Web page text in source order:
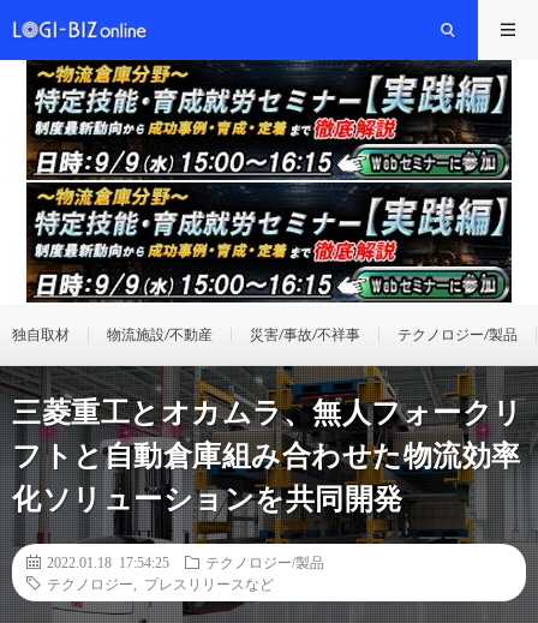
独自取材 物流施設/不動産 災害/事故/不祥事 テクノロジー/製品
三菱重工とオカムラ、無人フォークリ
フトと自動倉庫組み合わせた物流効率
化ソリューションを共同開発
2022.01.18 17:54:25
テクノロジー/製品
テクノロジー
プレスリリースなど